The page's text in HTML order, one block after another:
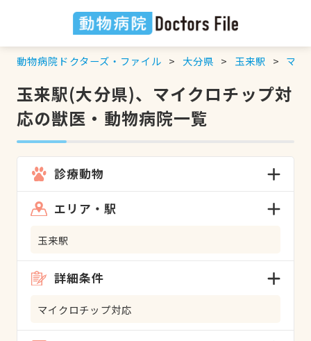
動物病院ドクターズ・ファイル 大分県 玉来駅 マイ
玉来駅(大分県)、マイクロチップ対
応の獣医・動物病院一覧
診療動物
エリア・駅
玉来駅
詳細条件
マイクロチップ対応